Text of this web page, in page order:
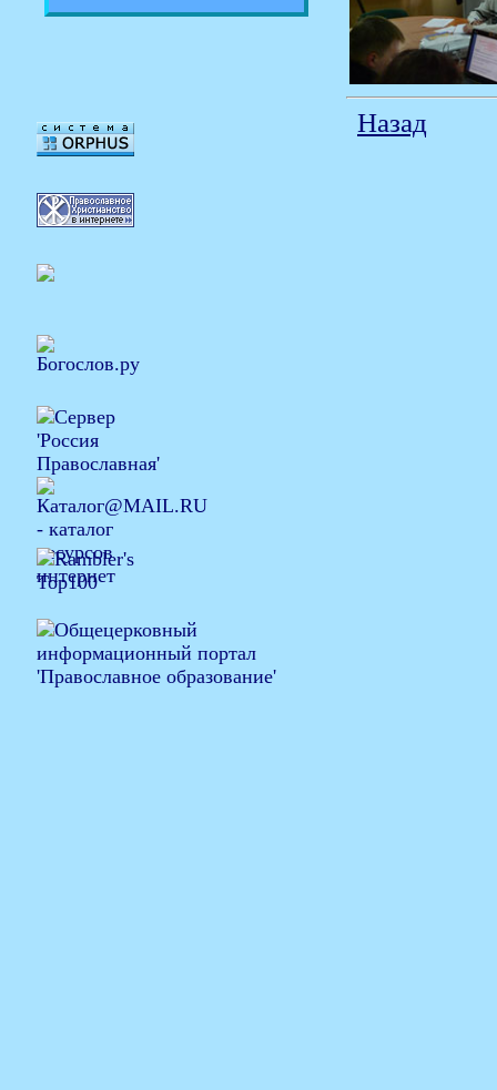
Назад